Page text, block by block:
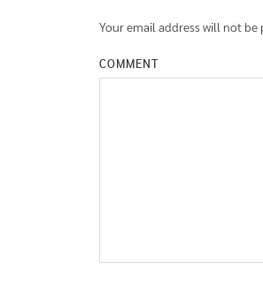
Your email address will not be
COMMENT